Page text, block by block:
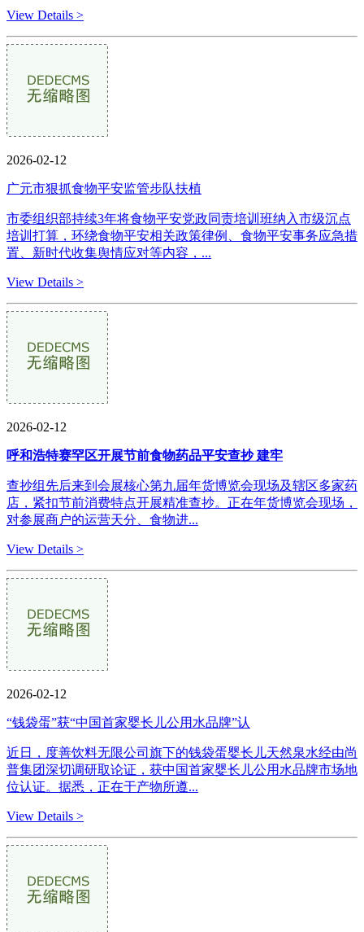
View Details >
2026-02-12
广元市狠抓食物平安监管步队扶植
市委组织部持续3年将食物平安党政同责培训班纳入市级沉点
培训打算，环绕食物平安相关政策律例、食物平安事务应急措
置、新时代收集舆情应对等内容，...
View Details >
2026-02-12
呼和浩特赛罕区开展节前食物药品平安查抄 建牢
查抄组先后来到会展核心第九届年货博览会现场及辖区多家药
店，紧扣节前消费特点开展精准查抄。正在年货博览会现场，
对参展商户的运营天分、食物进...
View Details >
2026-02-12
“钱袋蛋”获“中国首家婴长儿公用水品牌”认
近日，度善饮料无限公司旗下的钱袋蛋婴长儿天然泉水经由尚
普集团深切调研取论证，获中国首家婴长儿公用水品牌市场地
位认证。据悉，正在于产物所遵...
View Details >